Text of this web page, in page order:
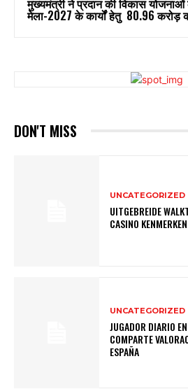
मुख्यमंत्री ने प्रदान की विकास
मेला-2027 के कार्यों हेतु ₹ 80.96 करोड़
DON'T MISS
UNCATEGORIZED
UITGEBREIDE
CASINO
UNCATEGORIZED
JUGADOR DIARIO
COMPARTE
ESPAÑA